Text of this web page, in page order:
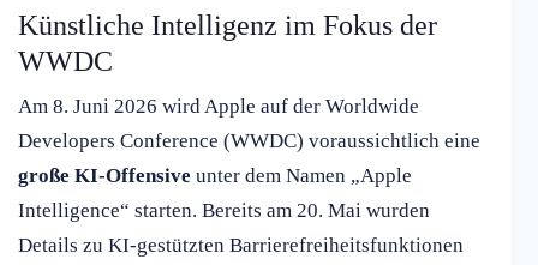
Künstliche Intelligenz im Fokus der
WWDC
Am 8. Juni 2026 wird Apple auf der Worldwide
Developers Conference (WWDC) voraussichtlich eine
große KI-Offensive unter dem Namen „Apple
Intelligence“ starten. Bereits am 20. Mai wurden
Details zu KI-gestützten Barrierefreiheitsfunktionen